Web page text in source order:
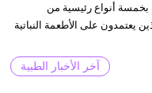
بخمسة أنواع رئيسية من
يعتمدون على الأطعمة النباتية
آخر الأخبار الطبية